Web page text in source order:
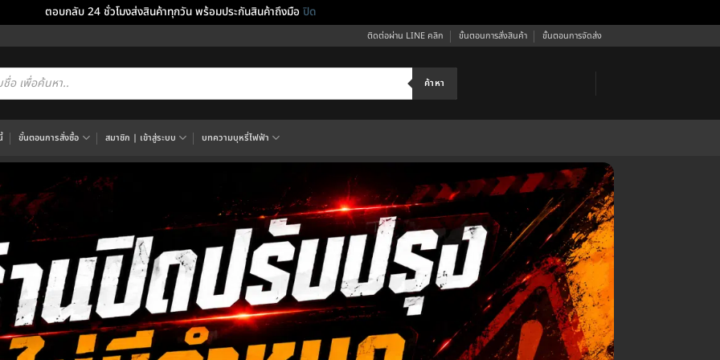
ตอบกลับ 24 ชั่วโมงส่งสินค้าทุกวัน พร้อมประกันสินค้าถึงมือ ปิด
ติดต่อผ่าน LINE คลิก ขั้นตอนการสั่งสินค้า ขั้นตอนการจัดส่ง
ค้าหา
ขั้นตอนการสั่งซื้อ สมาชิก | เข้าสู่ระบบ บทความบุหรี่ไฟฟ้า